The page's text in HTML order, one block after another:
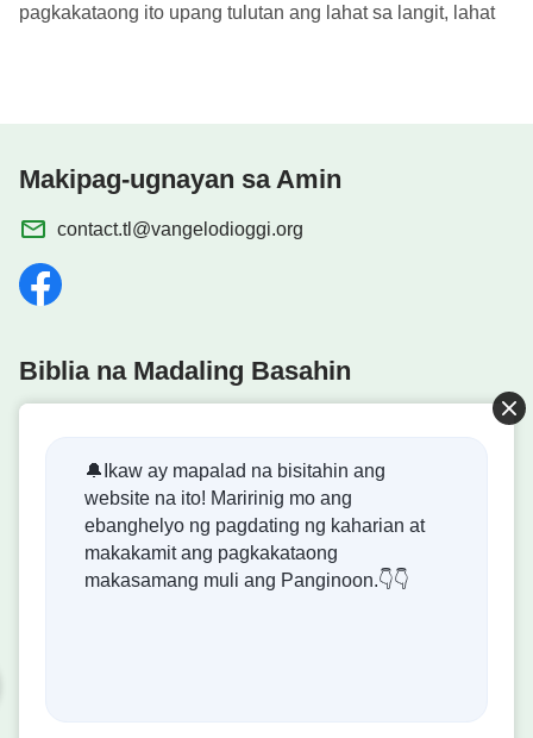
pagkakataong ito upang tulutan ang lahat sa langit, lahat
Makipag-ugnayan sa Amin
contact.tl@vangelodioggi.org
Biblia na Madaling Basahin
Dumating na ang Kaharian ng Diyos!
Ang kaharian ng Diyos ay dumating na sa mundo! Gusto
mo bang makapasok dito?
🔔Ikaw ay mapalad na bisitahin ang
website na ito! Maririnig mo ang
ebanghelyo ng pagdating ng kaharian at
makakamit ang pagkakataong
makasamang muli ang Panginoon.👇👇